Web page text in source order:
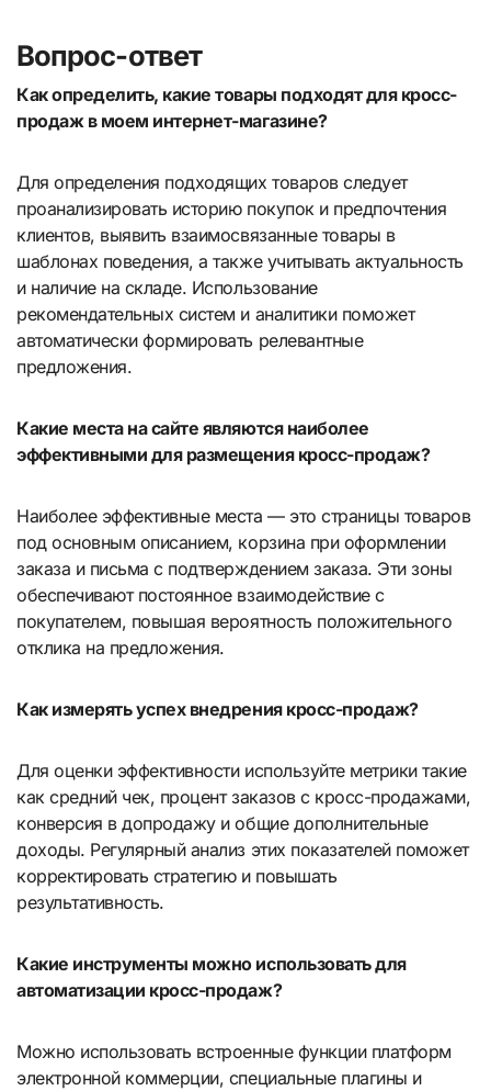
Вопрос-ответ
Как определить, какие товары подходят для кросс-
продаж в моем интернет-магазине?
Для определения подходящих товаров следует
проанализировать историю покупок и предпочтения
клиентов, выявить взаимосвязанные товары в
шаблонах поведения, а также учитывать актуальность
и наличие на складе. Использование
рекомендательных систем и аналитики поможет
автоматически формировать релевантные
предложения.
Какие места на сайте являются наиболее
эффективными для размещения кросс-продаж?
Наиболее эффективные места — это страницы товаров
под основным описанием, корзина при оформлении
заказа и письма с подтверждением заказа. Эти зоны
обеспечивают постоянное взаимодействие с
покупателем, повышая вероятность положительного
отклика на предложения.
Как измерять успех внедрения кросс-продаж?
Для оценки эффективности используйте метрики такие
как средний чек, процент заказов с кросс-продажами,
конверсия в допродажу и общие дополнительные
доходы. Регулярный анализ этих показателей поможет
корректировать стратегию и повышать
результативность.
Какие инструменты можно использовать для
автоматизации кросс-продаж?
Можно использовать встроенные функции платформ
электронной коммерции, специальные плагины и